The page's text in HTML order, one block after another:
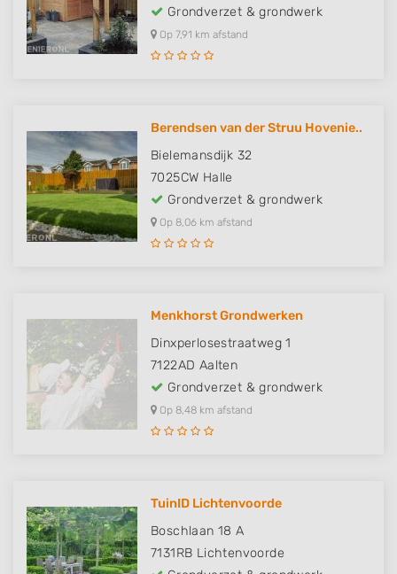
Grondverzet & grondwerk
Op 7,91 km afstand
Berendsen van der Struu Hovenie..
Bielemansdijk 32
7025CW Halle
Grondverzet & grondwerk
Op 8,06 km afstand
Menkhorst Grondwerken
Dinxperlosestraatweg 1
7122AD Aalten
Grondverzet & grondwerk
Op 8,48 km afstand
TuinID Lichtenvoorde
Boschlaan 18 A
7131RB Lichtenvoorde